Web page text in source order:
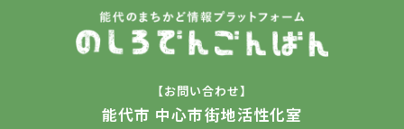
【お問い合わせ】
能代市 中心市街地活性化室